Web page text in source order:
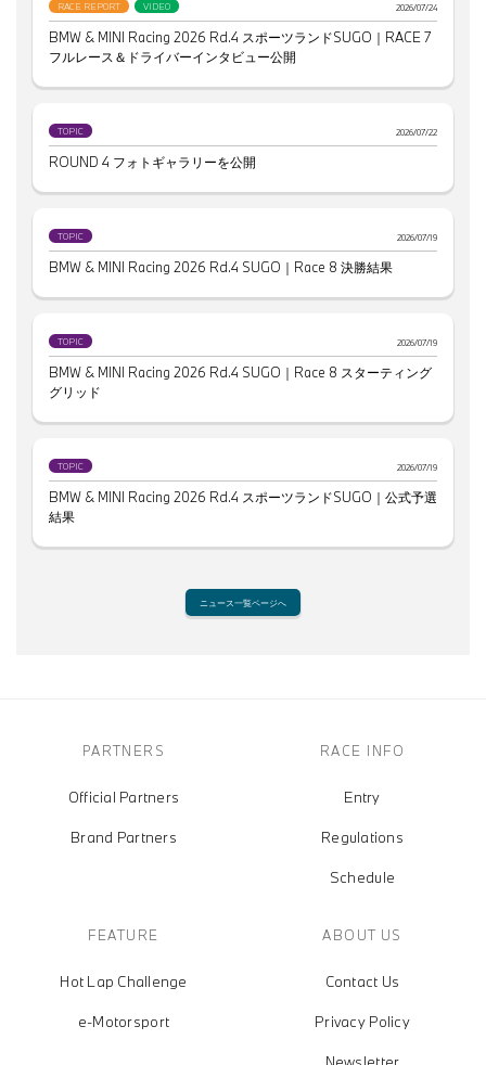
RACE REPORT VIDEO 2026/07/24
BMW & MINI Racing 2026 Rd.4 スポーツランドSUGO｜RACE 7
フルレース＆ドライバーインタビュー公開
TOPIC 2026/07/22
ROUND 4 フォトギャラリーを公開
TOPIC 2026/07/19
BMW & MINI Racing 2026 Rd.4 SUGO｜Race 8 決勝結果
TOPIC 2026/07/19
BMW & MINI Racing 2026 Rd.4 SUGO｜Race 8 スターティング
グリッド
TOPIC 2026/07/19
BMW & MINI Racing 2026 Rd.4 スポーツランドSUGO｜公式予選
結果
ニュース一覧ページへ
PARTNERS
Official Partners
Brand Partners
RACE INFO
Entry
Regulations
Schedule
FEATURE
Hot Lap Challenge
e-Motorsport
ABOUT US
Contact Us
Privacy Policy